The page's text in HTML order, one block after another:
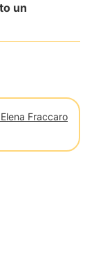
un
Fraccaro